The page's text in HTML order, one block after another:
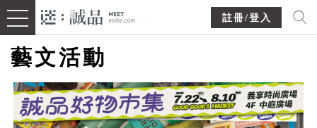
註冊/登入
藝文活動